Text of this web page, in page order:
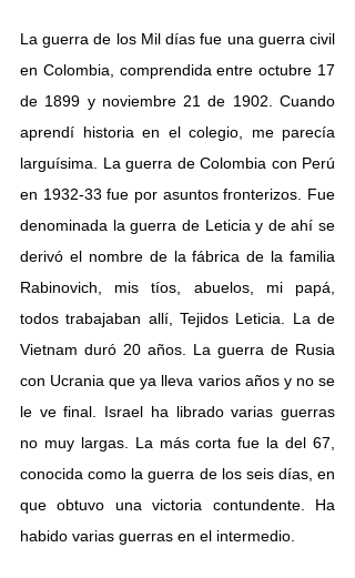
La guerra de los Mil días fue una guerra civil
en Colombia, comprendida entre octubre 17
de 1899 y noviembre 21 de 1902. Cuando
aprendí historia en el colegio, me parecía
larguísima. La guerra de Colombia con Perú
en 1932-33 fue por asuntos fronterizos. Fue
denominada la guerra de Leticia y de ahí se
derivó el nombre de la fábrica de la familia
Rabinovich, mis tíos, abuelos, mi papá,
todos trabajaban allí, Tejidos Leticia. La de
Vietnam duró 20 años. La guerra de Rusia
con Ucrania que ya lleva varios años y no se
le ve final. Israel ha librado varias guerras
no muy largas. La más corta fue la del 67,
conocida como la guerra de los seis días, en
que obtuvo una victoria contundente. Ha
habido varias guerras en el intermedio.